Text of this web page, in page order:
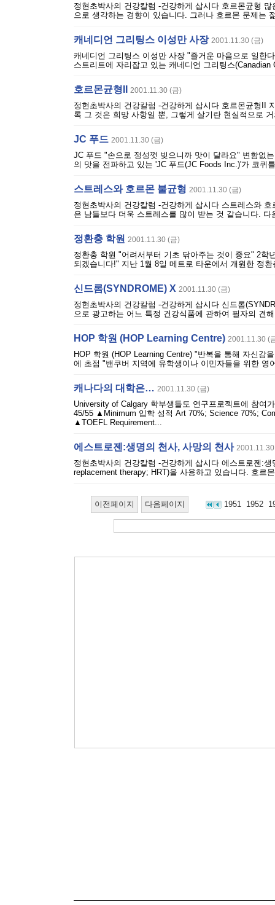
정현초박사의 건강칼럼 -건강하게 삽시다 호르몬균형
으로 생각하는 경향이 있습니다. 그러나 호르몬 문제는
캐네디언 그리팅스 이성만 사장 2001.11.30 (금)
캐네디언 그리팅스 이성만 사장 "즐거운 마음으로 일한
스트리트에 자리잡고 있는 캐네디언 그리팅스
호르몬균형II 2001.11.30 (금)
정현초박사의 건강칼럼 -건강하게 삽시다 호르몬균형II
록 그 것은 희망 사항일 뿐, 그렇게 살기란 현실적으로
JC 푸드 2001.11.30 (금)
JC 푸드 "손으로 정성껏 빚으니까 맛이 달라요" 변함없
의 맛을 전파하고 있는 'JC 푸드(JC Foods Inc.)'가 코퀴
스트레스와 호르몬 불균형 2001.11.30 (금)
정현초박사의 건강칼럼 -건강하게 삽시다 스트레스와
은 남들보다 더욱 스트레스를 많이 받는 것 같습니다.
정환충 학원 2001.11.30 (금)
정환충 학원 "어려서부터 기초 닦아주는 것이 중요" 2학
되겠습니다!" 지난 1월 8일 메트로 타운에서 개원한 정
신드롬(SYNDROME) X 2001.11.30 (금)
정현초박사의 건강칼럼 -건강하게 삽시다 신드롬
으로 광고하는 어느 특정 건강식품에 관하여 필자의 견
HOP 학원 (HOP Learning Centre) 2001.11.30 (
HOP 학원 (HOP Learning Centre) "반복을 통해 자신감
에 초점 "밴쿠버 지역에 유학생이나 이민자들을 위한
캐나다의 대학은… 2001.11.30 (금)
University of Calgary 학부생들도 연구프로젝트에 참
45/55 ▲Minimum 입학 성적 Art 70%; Science 70%;
▲TOEFL Requirement...
에스트로젠:생명의 천사, 사망의 천사
정현초박사의 건강칼럼 -건강하게 삽시다 에스트로젠:
replacement therapy; HRT)을 사용하고 있습니다. 호르
이전페이지 다음페이지 1951 1952